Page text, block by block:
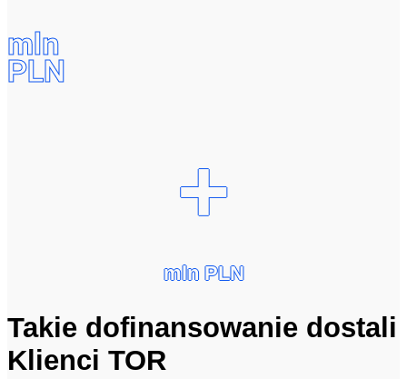
mln
PLN
+
mln PLN
Takie dofinansowanie dostali
Klienci TOR